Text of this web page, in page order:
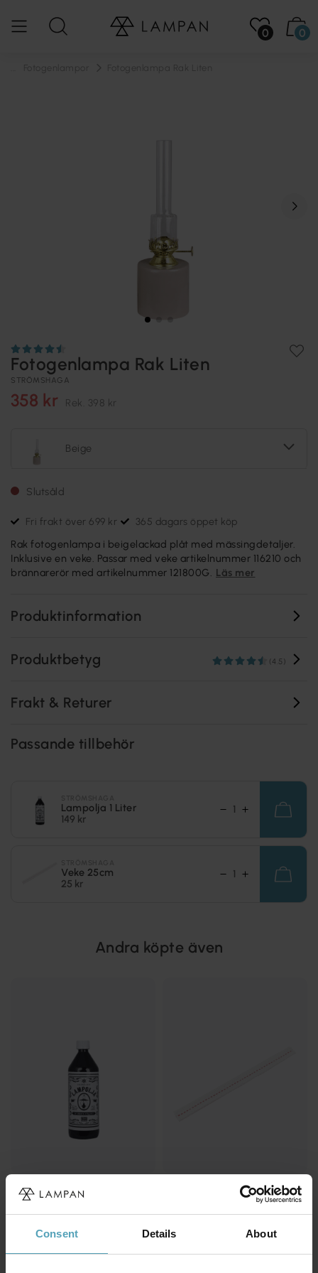
Consent Details About
0 0
Fotogenlampa Rak Liten
STRÖMSHAGA
358 kr Rek. 398 kr
Beige
Slutsåld
Fri frakt över 699 kr 365 dagars öppet köp
Rak fotogenlampa i beigelackad plåt med mässingdetaljer.
Inklusive en veke. Passar med veke artikelnummer 116210 och
brännarerör med artikelnummer 121800G. Läs mer
Produktinformation
Produktbetyg (4.5)
Frakt & Returer
Passande tillbehör
Lampolja 1 Liter
149 kr
Veke 25cm
25 kr
Andra köpte även
STRÖMSHAGA
Lampolja 1 Liter
149 kr 25 kr